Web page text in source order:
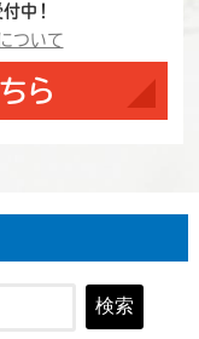
中！
ついて
ら
検索